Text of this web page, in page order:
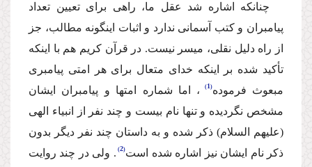
چنانكه اشاره شد عقل ما، راهى براى تعیین تعداد
پیامبران و كتب آسمانى ندارد و اثبات اینگونه مطالب، جز
از راه دلیل نقلى، میسر نیست. در قرآن كریم هم با اینكه
تأكید شده بر اینكه خداى متعال براى هر امتى پیامبرى
مبعوث فرموده 1
، اما شماره امتها و پیامبران ایشان
مشخص نگردیده و تنها نام بیست و چند نفر از انبیاء الهى
(علیهم السلام) ذكر شده و به داستان چند نفر دیگر بدون
ذكر نام ایشان نیز اشاره شده است 2 . ولى در چند روایت